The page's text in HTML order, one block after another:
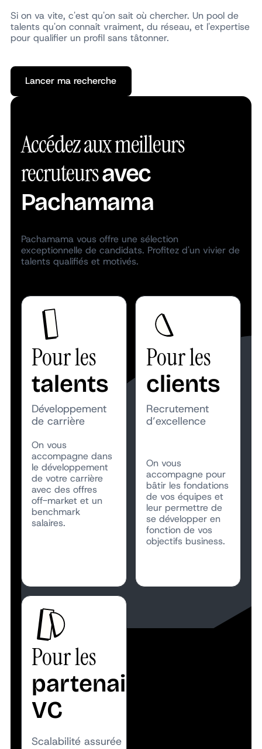
Si on va vite, c'est qu'on sait où chercher. Un pool de
talents qu'on connaît vraiment, du réseau, et l'expertise
pour qualifier un profil sans tâtonner.
Lancer ma recherche
Lancer ma recherche
Accédez aux meilleurs
recruteursavec
Pachamama
Pachamama vous offre une sélection
exceptionnelle de candidats. Profitez d'un vivier de
talents qualifiés et motivés.
Pour les
talents
Développement
de carrière
On vous
accompagne dans
le développement
de votre carrière
avec des offres
off-market et un
benchmark
salaires.
Pour les
clients
Recrutement
d’excellence
On vous
accompagne pour
bâtir les fondations
de vos équipes et
leur permettre de
se développer en
fonction de vos
objectifs business.
Pour les
partenaires
VC
Scalabilité assurée